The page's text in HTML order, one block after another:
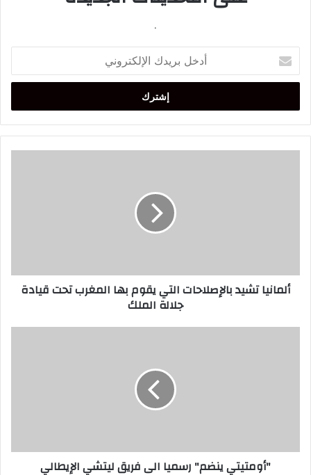
.
بريدك
الإلكتروني
قيادة
جلالة
ألمانيا تشيد بالإصلاحات التي يقوم بها المغرب تحت قيادة
جلالة الملك
"أومتيتي ينضم" رسميا الى فريق ليتشي الإيطالي